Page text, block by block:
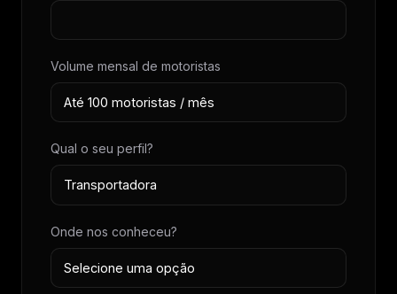
Volume mensal de motoristas
Qual o seu perfil?
Onde nos conheceu?